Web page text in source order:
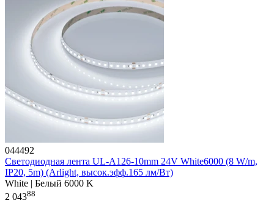
044492
Светодиодная лента UL-A126-10mm 24V White6000 (8 W/m,
IP20, 5m) (Arlight, высок.эфф.165 лм/Вт)
White | Белый 6000 K
2 04388